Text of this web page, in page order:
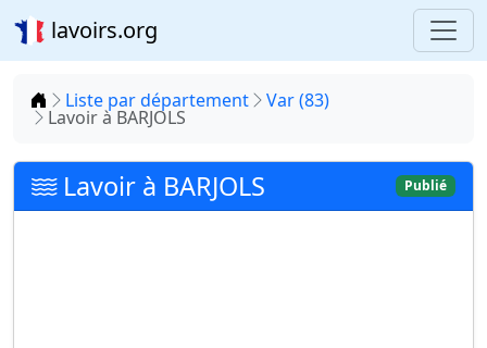
lavoirs.org
Accueil
Liste par département Var (83)
Lavoir à BARJOLS
Lavoir à BARJOLS Publié